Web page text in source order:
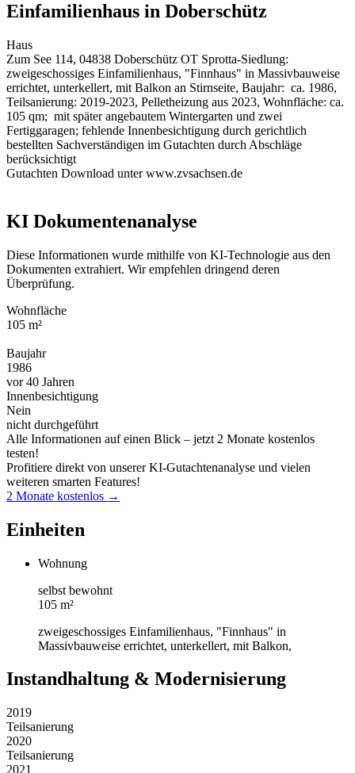
Einfamilienhaus in Doberschütz
Haus
Zum See 114, 04838 Doberschütz OT Sprotta-Siedlung:
zweigeschossiges Einfamilienhaus, "Finnhaus" in Massivbauweise
errichtet, unterkellert, mit Balkon an Stirnseite, Baujahr: ca. 1986,
Teilsanierung: 2019-2023, Pelletheizung aus 2023, Wohnfläche: ca.
105 qm; mit später angebautem Wintergarten und zwei
Fertiggaragen; fehlende Innenbesichtigung durch gerichtlich
bestellten Sachverständigen im Gutachten durch Abschläge
berücksichtigt
Gutachten Download unter www.zvsachsen.de
KI Dokumentenanalyse
Diese Informationen wurde mithilfe von KI-Technologie aus den
Dokumenten extrahiert. Wir empfehlen dringend deren
Überprüfung.
Wohnfläche
105 m²
Baujahr
1986
vor 40 Jahren
Innenbesichtigung
Nein
nicht durchgeführt
Alle Informationen auf einen Blick – jetzt 2 Monate kostenlos
testen!
Profitiere direkt von unserer KI-Gutachtenanalyse und vielen
weiteren smarten Features!
2 Monate kostenlos →
Einheiten
Wohnung
selbst bewohnt
105 m²
zweigeschossiges Einfamilienhaus, "Finnhaus" in
Massivbauweise errichtet, unterkellert, mit Balkon,
Instandhaltung & Modernisierung
2019
Teilsanierung
2020
Teilsanierung
2021